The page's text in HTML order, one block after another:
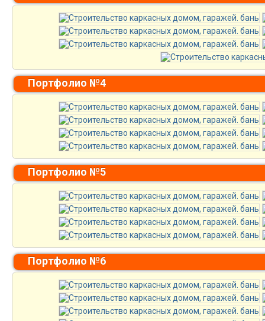
Портфолио №4
Портфолио №5
Портфолио №6